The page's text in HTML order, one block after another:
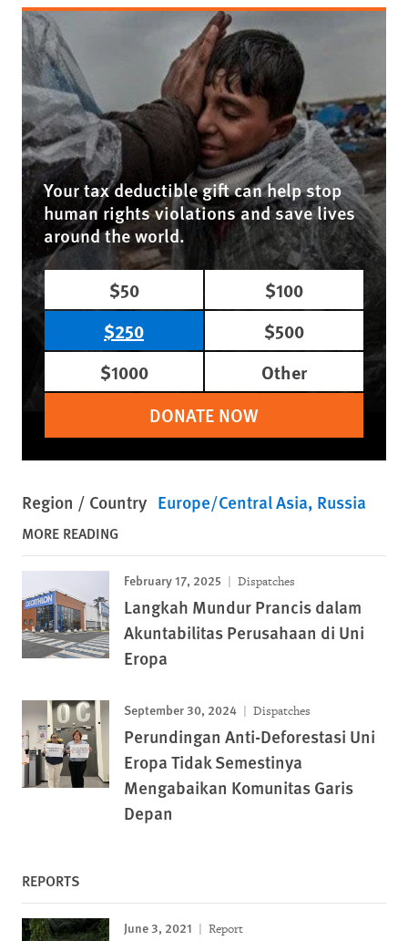
Your tax deductible gift can help stop
human rights violations and save lives
around the world.
$50
$100
$250
$500
$1000
Other
DONATE NOW
Region / Country Europe/Central Asia Russia
MORE READING
February 17, 2025 Dispatches
Langkah Mundur Prancis dalam
Akuntabilitas Perusahaan di Uni
Eropa
September 30, 2024 Dispatches
Perundingan Anti-Deforestasi Uni
Eropa Tidak Semestinya
Mengabaikan Komunitas Garis
Depan
REPORTS
June 3, 2021 Report